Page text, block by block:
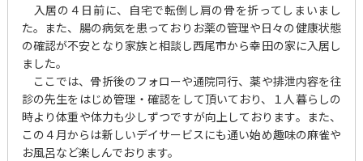
入居の４日前に、自宅で転倒し肩の骨を折ってしまいまし
た。また、腸の病気を患っておりお薬の管理や日々の健康状態
の確認が不安となり家族と相談し西尾市から幸田の家に入居し
ました。
ここでは、骨折後のフォローや通院同行、薬や排泄内容を往
診の先生をはじめ管理・確認をして頂いており、１人暮らしの
時より体重や体力も少しずつですが向上しております。また、
この４月からは新しいデイサービスにも通い始め趣味の麻雀や
お風呂など楽しんでおります。